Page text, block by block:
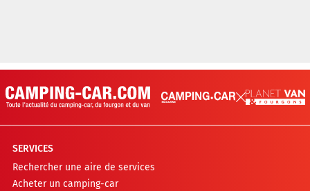
SERVICES
Rechercher une aire de services
Acheter un camping-car